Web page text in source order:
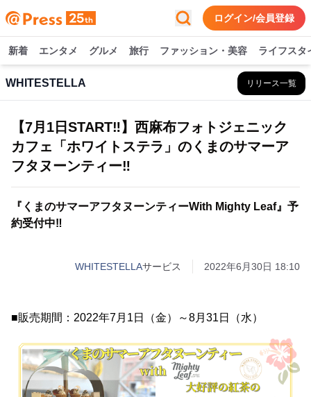
ログイン/会員登録
新着 エンタメ グルメ 旅行 ファッション・美容 ライフスタ
WHITESTELLA リリース一覧
【7月1日START‼】西麻布フォトジェニック
カフェ「ホワイトステラ」のくまのサマーア
フタヌーンティー‼
『くまのサマーアフタヌーンティーWith Mighty Leaf』予
約受付中‼
WHITESTELLAサービス 2022年6月30日 18:10
■販売期間：2022年7月1日（金）～8月31日（水）